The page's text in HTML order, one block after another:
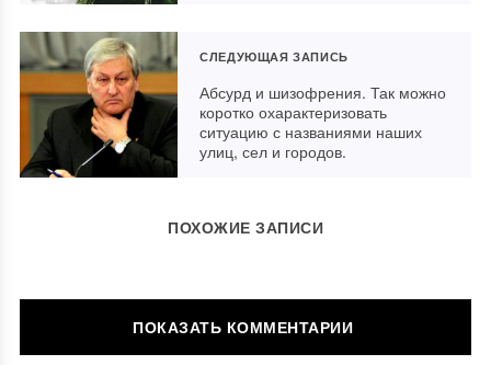
СЛЕДУЮЩАЯ ЗАПИСЬ
Абсурд и шизофрения. Так можно
коротко охарактеризовать
ситуацию с названиями наших
улиц, сел и городов.
ПОХОЖИЕ ЗАПИСИ